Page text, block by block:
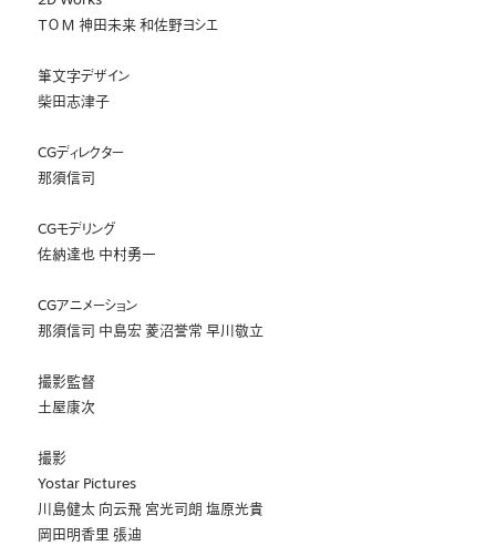
ＴОМ 神田未来 和佐野ヨシエ
筆文字デザイン
柴田志津子
CGディレクター
那須信司
CGモデリング
佐納達也 中村勇一
CGアニメーション
那須信司 中島宏 菱沼誉常 早川敬立
撮影監督
土屋康次
撮影
Yostar Pictures
川島健太 向云飛 宮光司朗 塩原光貴
岡田明香里 張迪